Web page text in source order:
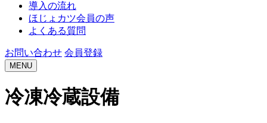
導入の流れ
ほじょカツ会員の声
よくある質問
お問い合わせ 会員登録
MENU
冷凍冷蔵設備